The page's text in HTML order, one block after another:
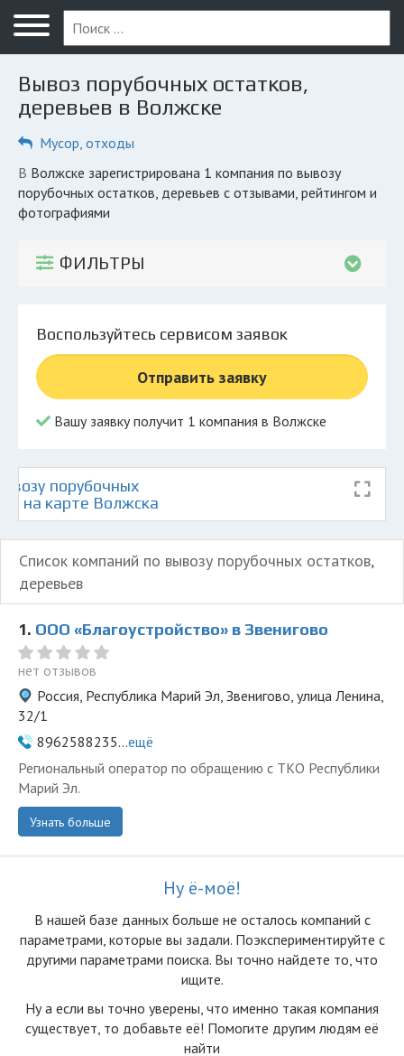
Меню
Главная
Вопрос юристу
Компании
КОМПАНИЯМ
© 2026 Все права защищены
Вывоз порубочных остатков,
деревьев в Волжске
Мусор, отходы
в Волжске зарегистрирована 1 компания по вывозу
порубочных остатков, деревьев с отзывами, рейтингом и
фотографиями
ФИЛЬТРЫ
Воспользуйтесь сервисом заявок
Отправить заявку
Вашу заявку получит 1 компания в Волжске
порубочных
на карте Волжска
Список компаний по вывозу порубочных остатков,
деревьев
1. ООО «Благоустройство» в Звенигово
нет отзывов
Россия, Республика Марий Эл, Звенигово, улица Ленина,
32/1
8962588235...ещё
Региональный оператор по обращению с ТКО Республики
Марий Эл.
Узнать больше
Ну ё-моё!
В нашей базе данных больше не осталоcь компаний с
параметрами, которые вы задали. Поэкспериментируйте с
другими параметрами поиска. Вы точно найдете то, что
ищите.
Ну а если вы точно уверены, что именно такая компания
существует, то добавьте её! Помогите другим людям её
найти